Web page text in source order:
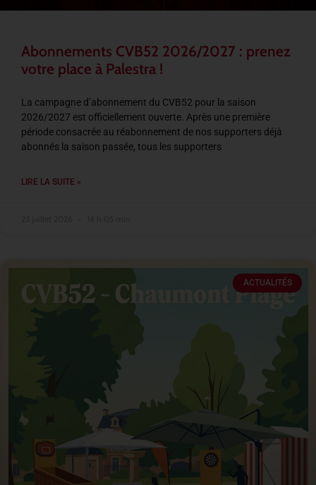
Abonnements CVB52 2026/2027 : prenez
votre place à Palestra !
La campagne d’abonnement du CVB52 pour la saison
2026/2027 est officiellement ouverte. Après une première
période consacrée au réabonnement de nos supporters déjà
abonnés la saison passée, tous les supporters
LIRE LA SUITE »
ACTUALITÉS